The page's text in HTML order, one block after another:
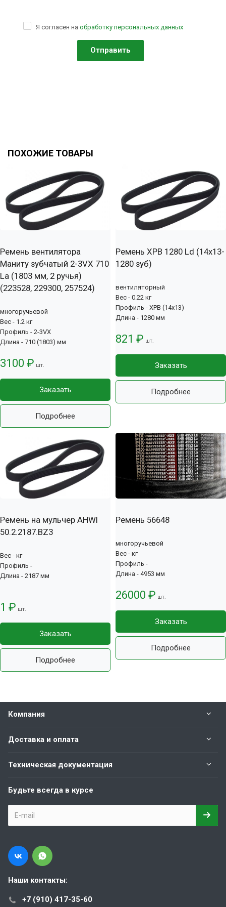
Я согласен на обработку персональных данных
ПОХОЖИЕ ТОВАРЫ
Ремень вентилятора
Маниту зубчатый 2-3VX 710
La (1803 мм, 2 ручья)
(223528, 229300, 257524)
многоручьевой
Вес - 1.2 кг
Профиль - 2-3VX
Длина - 710 (1803) мм
3100 ₽ шт.
Заказать
Подробнее
Ремень XPB 1280 Ld (14х13-
1280 зуб)
вентиляторный
Вес - 0.22 кг
Профиль - XPB (14x13)
Длина - 1280 мм
821 ₽ шт.
Заказать
Подробнее
Ремень на мульчер AHWI
50.2.2187.BZ3
Вес - кг
Профиль -
Длина - 2187 мм
1 ₽ шт.
Заказать
Подробнее
Ремень 56648
многоручьевой
Вес - кг
Профиль -
Длина - 4953 мм
26000 ₽ шт.
Заказать
Подробнее
Компания
Доставка и оплата
Техническая документация
Будьте всегда в курсе
Наши контакты:
+7 (910) 417-35-60